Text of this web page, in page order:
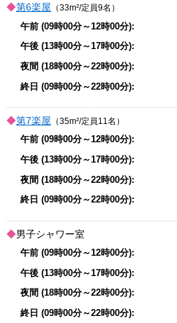
第6楽屋 （33m²/定員9名）
第7楽屋 （35m²/定員11名）
男子シャワー室